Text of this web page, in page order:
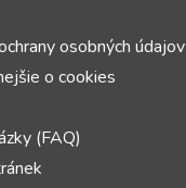
osobných údajov
o cookies
(FAQ)